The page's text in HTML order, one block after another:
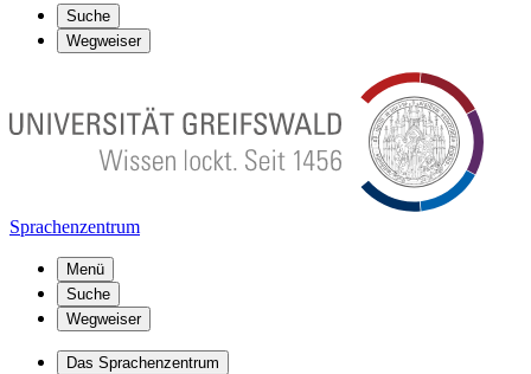
Suche
Wegweiser
Sprachenzentrum
Menü
Suche
Wegweiser
Das Sprachenzentrum